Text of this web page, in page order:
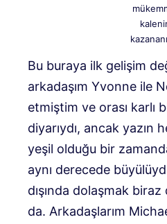
Bu buraya ilk gelişim
arkadaşım Yvonne ile
etmiştim ve orası karlı
diyarıydı, ancak yazın
yeşil olduğu bir
aynı derecede
dışında dolaşmak
da. Arkadaşlarım